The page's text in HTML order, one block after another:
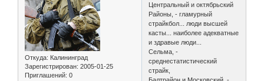
Откуда: Калининград
Зарегистрирован: 2005-01-25
Приглашений: 0
Центральный и октябрьский
Районы, - гламурный
страйкбол... люди высшей
касты... наиболее адекватные
и здравые люди...
Сельма, -
среднестатистический
страйк,